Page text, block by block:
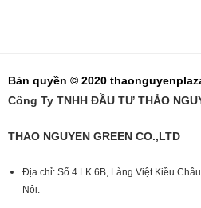
Bản quyền © 2020
Công Ty TNHH ĐẦU TƯ THẢO
THAO NGUYEN GREEN CO.,LTD
Địa chỉ: Số 4 LK 6B, Làng Việt Kiều
Nội.